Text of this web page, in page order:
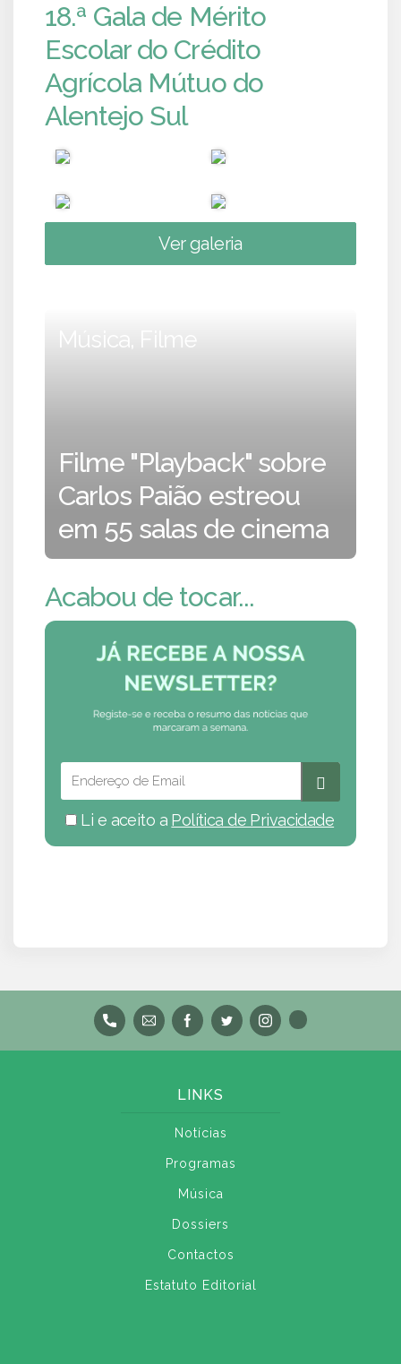
18.ª Gala de Mérito
Escolar do Crédito
Agrícola Mútuo do
Alentejo Sul
Ver galeria
Música, Filme
Filme "Playback" sobre
Carlos Paião estreou
em 55 salas de cinema
Acabou de tocar...
Li e aceito a Política de Privacidade
LINKS
Notícias
Programas
Música
Dossiers
Contactos
Estatuto Editorial